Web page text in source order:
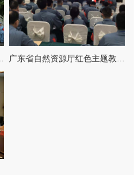
广东省自然资源厅红色主题教…